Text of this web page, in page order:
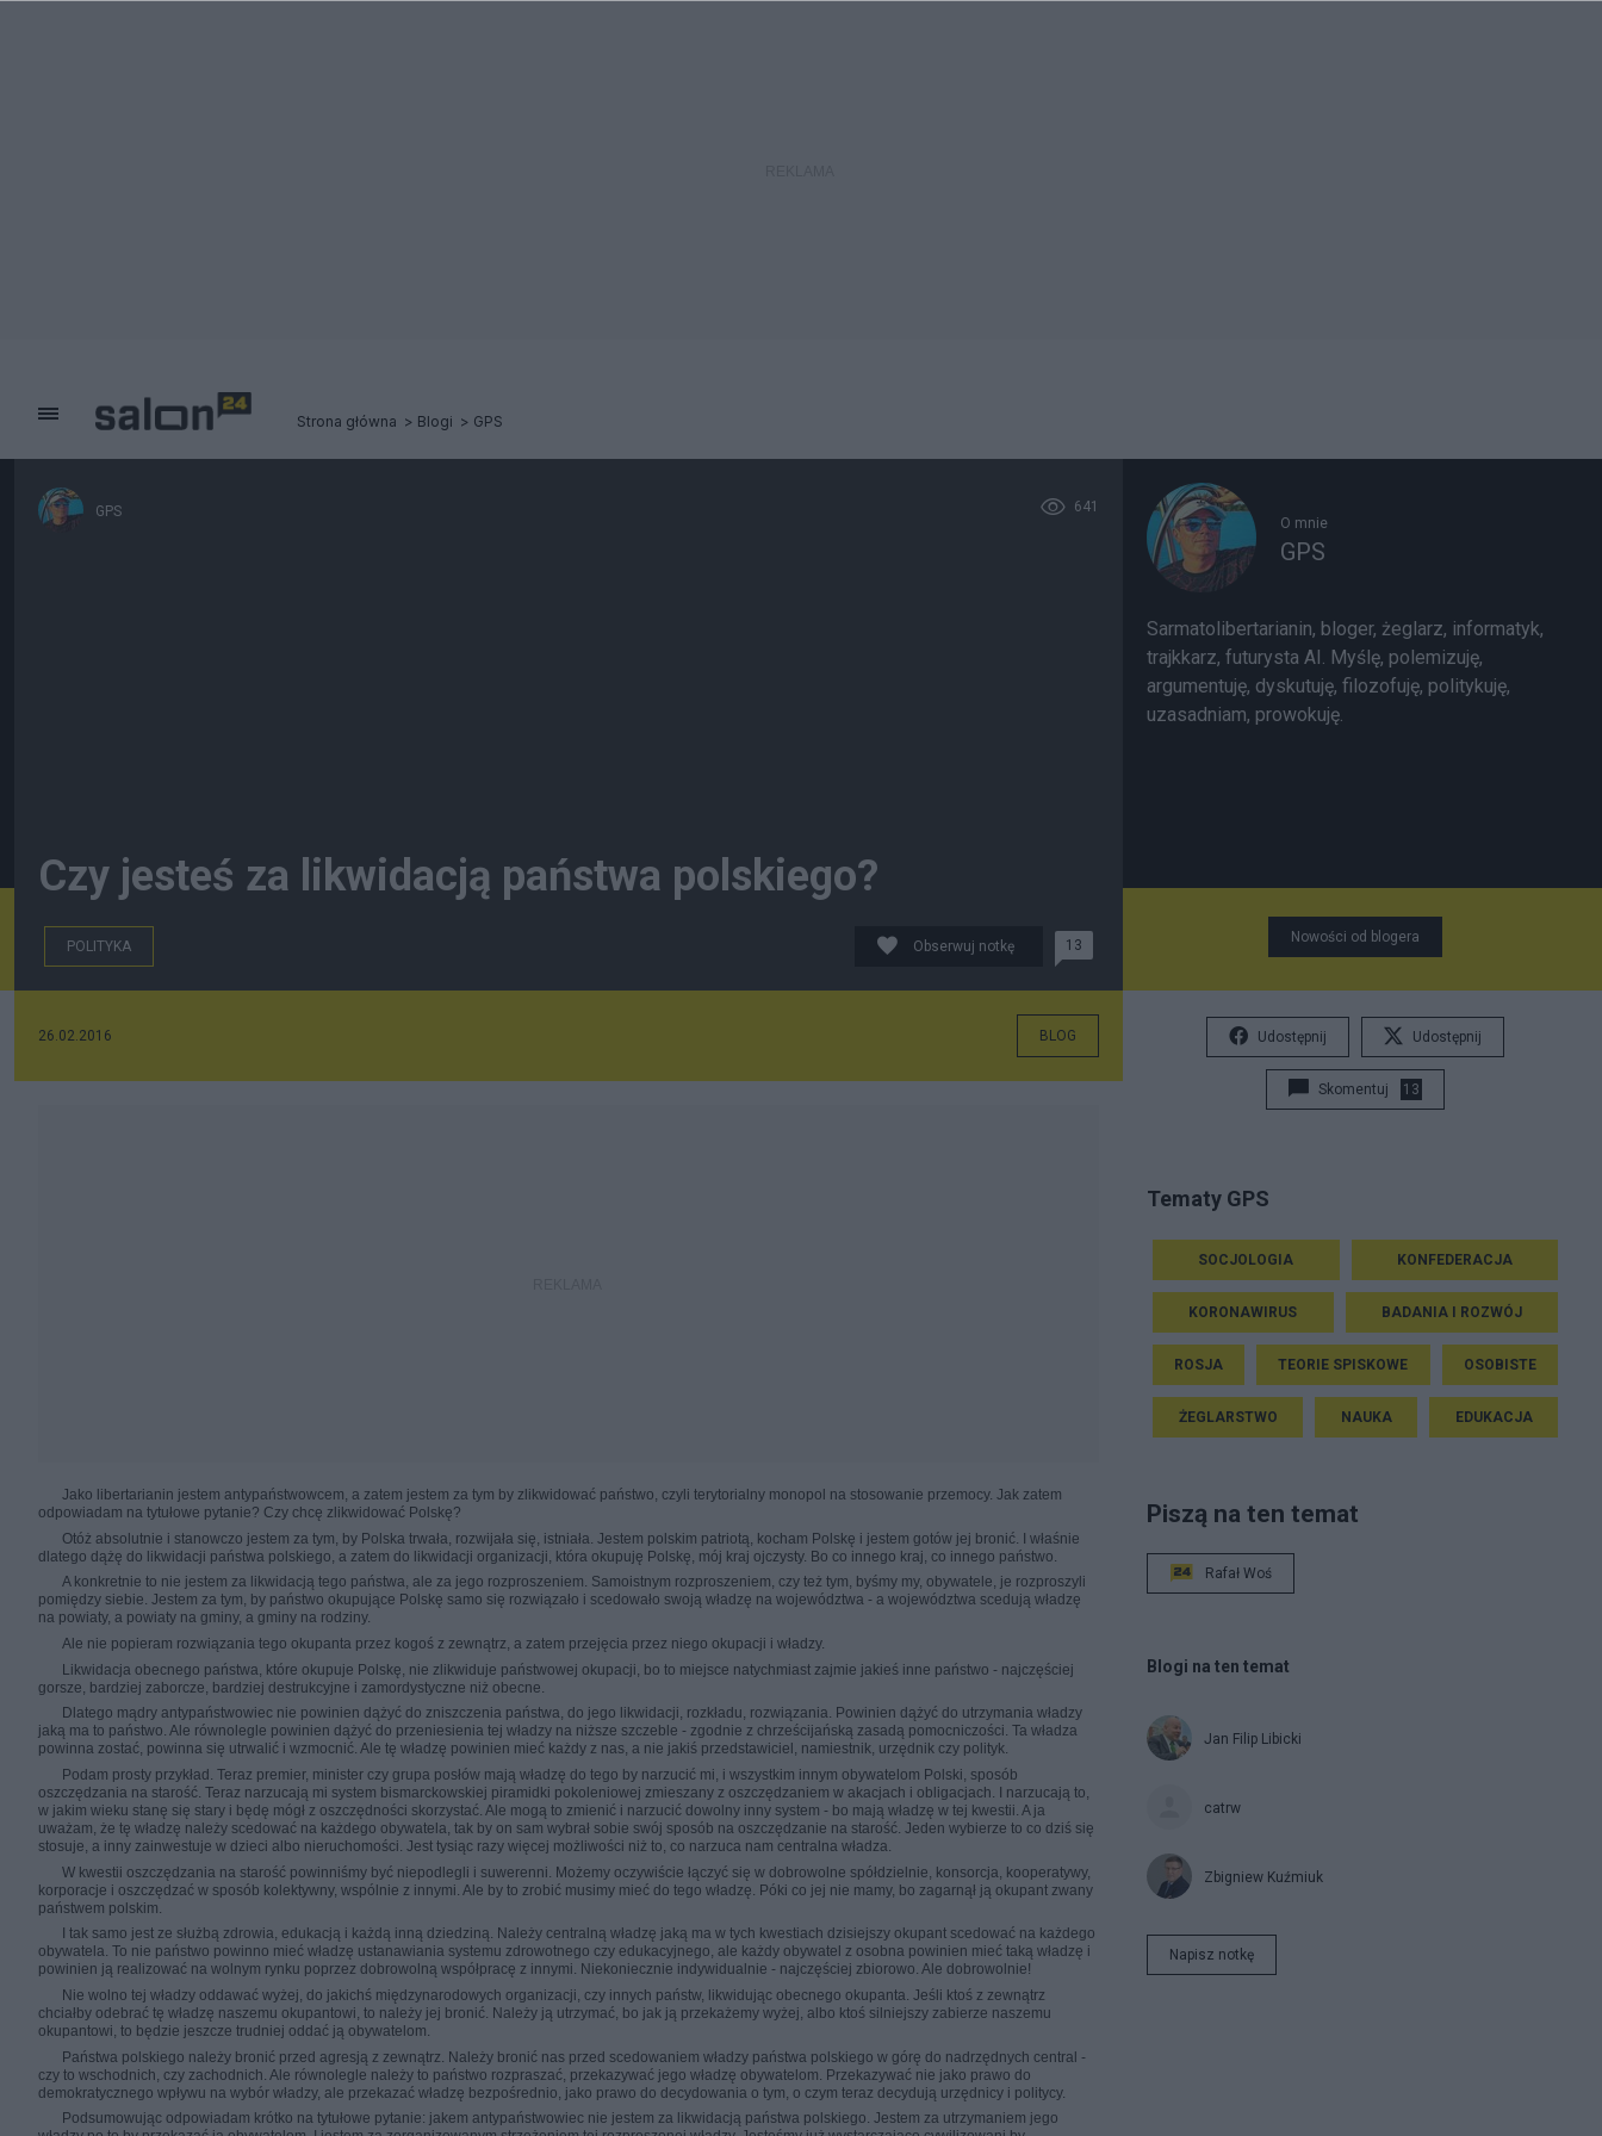
Strona główna Blogi GPS
GPS 641
Czy jesteś za likwidacją państwa polskiego?
POLITYKA Obserwuj notkę 13
26.02.2016 BLOG
Jako libertarianin jestem antypaństwowcem, a zatem jestem za tym by zlikwidować państwo, czyli terytorialny monopol na stosowanie przemocy. Jak zatem
odpowiadam na tytułowe pytanie? Czy chcę zlikwidować Polskę?
Otóż absolutnie i stanowczo jestem za tym, by Polska trwała, rozwijała się, istniała. Jestem polskim patriotą, kocham Polskę i jestem gotów jej bronić. I właśnie
dlatego dążę do likwidacji państwa polskiego, a zatem do likwidacji organizacji, która okupuję Polskę, mój kraj ojczysty. Bo co innego kraj, co innego państwo.
A konkretnie to nie jestem za likwidacją tego państwa, ale za jego rozproszeniem. Samoistnym rozproszeniem, czy też tym, byśmy my, obywatele, je rozproszyli
pomiędzy siebie. Jestem za tym, by państwo okupujące Polskę samo się rozwiązało i scedowało swoją władzę na województwa - a województwa scedują władzę
na powiaty, a powiaty na gminy, a gminy na rodziny.
Ale nie popieram rozwiązania tego okupanta przez kogoś z zewnątrz, a zatem przejęcia przez niego okupacji i władzy.
Likwidacja obecnego państwa, które okupuje Polskę, nie zlikwiduje państwowej okupacji, bo to miejsce natychmiast zajmie jakieś inne państwo - najczęściej
gorsze, bardziej zaborcze, bardziej destrukcyjne i zamordystyczne niż obecne.
Dlatego mądry antypaństwowiec nie powinien dążyć do zniszczenia państwa, do jego likwidacji, rozkładu, rozwiązania. Powinien dążyć do utrzymania władzy
jaką ma to państwo. Ale równolegle powinien dążyć do przeniesienia tej władzy na niższe szczeble - zgodnie z chrześcijańską zasadą pomocniczości. Ta władza
powinna zostać, powinna się utrwalić i wzmocnić. Ale tę władzę powinien mieć każdy z nas, a nie jakiś przedstawiciel, namiestnik, urzędnik czy polityk.
Podam prosty przykład. Teraz premier, minister czy grupa posłów mają władzę do tego by narzucić mi, i wszystkim innym obywatelom Polski, sposób
oszczędzania na starość. Teraz narzucają mi system bismarckowskiej piramidki pokoleniowej zmieszany z oszczędzaniem w akacjach i obligacjach. I narzucają to,
w jakim wieku stanę się stary i będę mógł z oszczędności skorzystać. Ale mogą to zmienić i narzucić dowolny inny system - bo mają władzę w tej kwestii. A ja
uważam, że tę władzę należy scedować na każdego obywatela, tak by on sam wybrał sobie swój sposób na oszczędzanie na starość. Jeden wybierze to co dziś się
stosuje, a inny zainwestuje w dzieci albo nieruchomości. Jest tysiąc razy więcej możliwości niż to, co narzuca nam centralna władza.
W kwestii oszczędzania na starość powinniśmy być niepodlegli i suwerenni. Możemy oczywiście łączyć się w dobrowolne spółdzielnie, konsorcja, kooperatywy,
korporacje i oszczędzać w sposób kolektywny, wspólnie z innymi. Ale by to zrobić musimy mieć do tego władzę. Póki co jej nie mamy, bo zagarnął ją okupant zwany
państwem polskim.
I tak samo jest ze służbą zdrowia, edukacją i każdą inną dziedziną. Należy centralną władzę jaką ma w tych kwestiach dzisiejszy okupant scedować na każdego
obywatela. To nie państwo powinno mieć władzę ustanawiania systemu zdrowotnego czy edukacyjnego, ale każdy obywatel z osobna powinien mieć taką władzę i
powinien ją realizować na wolnym rynku poprzez dobrowolną współpracę z innymi. Niekoniecznie indywidualnie - najczęściej zbiorowo. Ale dobrowolnie!
Nie wolno tej władzy oddawać wyżej, do jakichś międzynarodowych organizacji, czy innych państw, likwidując obecnego okupanta. Jeśli ktoś z zewnątrz
chciałby odebrać tę władzę naszemu okupantowi, to należy jej bronić. Należy ją utrzymać, bo jak ją przekażemy wyżej, albo ktoś silniejszy zabierze naszemu
okupantowi, to będzie jeszcze trudniej oddać ją obywatelom.
Państwa polskiego należy bronić przed agresją z zewnątrz. Należy bronić nas przed scedowaniem władzy państwa polskiego w górę do nadrzędnych central -
czy to wschodnich, czy zachodnich. Ale równolegle należy to państwo rozpraszać, przekazywać jego władzę obywatelom. Przekazywać nie jako prawo do
demokratycznego wpływu na wybór władzy, ale przekazać władzę bezpośrednio, jako prawo do decydowania o tym, o czym teraz decydują urzędnicy i politycy.
Podsumowując odpowiadam krótko na tytułowe pytanie: jakem antypaństwowiec nie jestem za likwidacją państwa polskiego. Jestem za utrzymaniem jego
O mnie
GPS
Sarmatolibertarianin, bloger, żeglarz, informatyk,
trajkkarz, futurysta AI. Myślę, polemizuję,
argumentuję, dyskutuję, filozofuję, politykuję,
uzasadniam, prowokuję.
Nowości od blogera
Udostępnij Udostępnij
Skomentuj 13
Tematy GPS
SOCJOLOGIA KONFEDERACJA
KORONAWIRUS BADANIA I ROZWÓJ
ROSJA TEORIE SPISKOWE OSOBISTE
ŻEGLARSTWO NAUKA EDUKACJA
Piszą na ten temat
Rafał Woś
Blogi na ten temat
Jan Filip Libicki
catrw
Zbigniew Kuźmiuk
Napisz notkę